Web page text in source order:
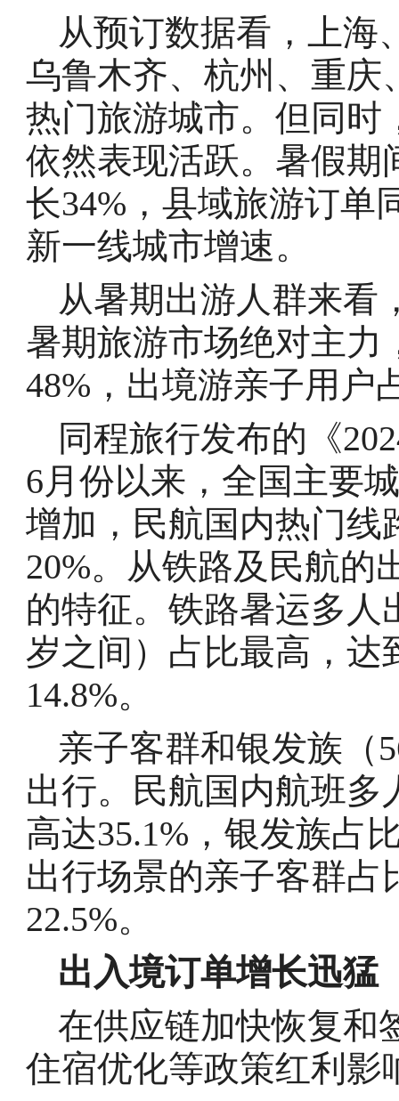
从预订数据看，上海
乌鲁木齐、杭州、重庆
热门旅游城市。但同时
依然表现活跃。暑假期
长34%，县域旅游订单
新一线城市增速。
从暑期出游人群来看
暑期旅游市场绝对主力
48%，出境游亲子用户
同程旅行发布的《
6月份以来，全国主要
增加，民航国内热门线
20%。从铁路及民航的
的特征。铁路暑运多人
岁之间）占比最高，达
14.8%。
亲子客群和银发族（
出行。民航国内航班
高达35.1%，银发族占
出行场景的亲子客群占
22.5%。
出入境订单增长迅猛
在供应链加快恢复和
住宿优化等政策红利影